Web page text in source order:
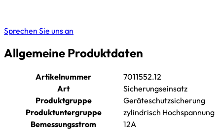
Sprechen Sie uns an
Allgemeine Produktdaten
Artikelnummer
7011552.12
Art
Sicherungseinsatz
Produktgruppe
Geräteschutzsicherung
Produktuntergruppe
zylindrisch Hochspannung
Bemessungsstrom
12A